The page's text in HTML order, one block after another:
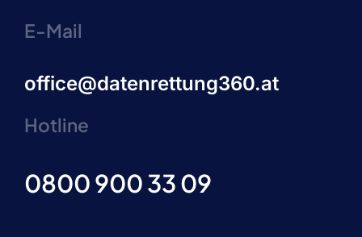
E-Mail
office@datenrettung360.at
Hotline
0800 900 33 09